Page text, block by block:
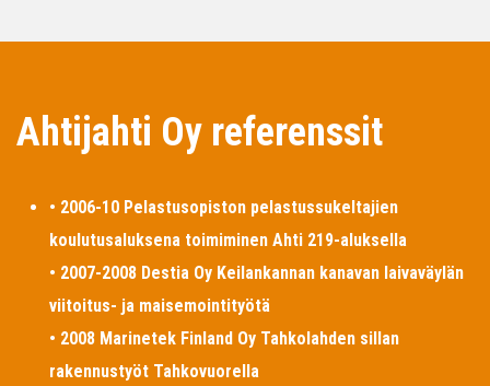
Ahtijahti Oy referenssit
• 2006-10 Pelastusopiston pelastussukeltajien
koulutusaluksena toimiminen Ahti 219-aluksella
• 2007-2008 Destia Oy Keilankannan kanavan laivaväylän
viitoitus- ja maisemointityötä
• 2008 Marinetek Finland Oy Tahkolahden sillan
rakennustyöt Tahkovuorella